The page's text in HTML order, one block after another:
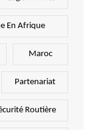
En Afrique
Maroc
Partenariat
Routière